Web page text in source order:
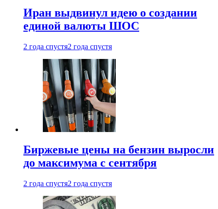
Иран выдвинул идею о создании
единой валюты ШОС
2 года спустя2 года спустя
Биржевые цены на бензин выросли
до максимума с сентября
2 года спустя2 года спустя